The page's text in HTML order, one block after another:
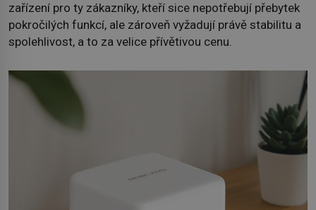
zařízení pro ty zákazníky, kteří sice nepotřebují přebytek
pokročilých funkcí, ale zároveň vyžadují právě stabilitu a
spolehlivost, a to za velice přívětivou cenu.